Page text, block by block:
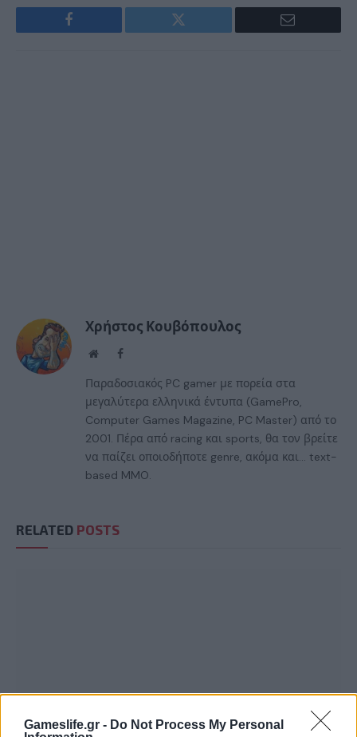
Gameslife.gr - Do Not Process My Personal
Facebook Twitter Email
Χρήστος Κουβόπουλος
WebsiteFacebook
Παραδοσιακός PC gamer με πορεία στα
μεγαλύτερα ελληνικά έντυπα (GamePro,
Computer Games Magazine, PC Master) από το
2001. Πέρα από racing και sports, θα τον βρείτε
να παίζει οποιοδήποτε genre, ακόμα και... text-
based MMO.
RELATED POSTS